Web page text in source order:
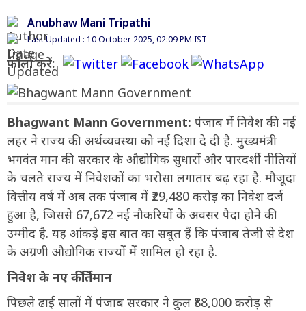
Anubhaw Mani Tripathi
Last Updated : 10 October 2025, 02:09 PM IST
फॉलो करें:
Bhagwant Mann Government: पंजाब में निवेश की नई
लहर ने राज्य की अर्थव्यवस्था को नई दिशा दे दी है. मुख्यमंत्री
भगवंत मान की सरकार के औद्योगिक सुधारों और पारदर्शी नीतियों
के चलते राज्य में निवेशकों का भरोसा लगातार बढ़ रहा है. मौजूदा
वित्तीय वर्ष में अब तक पंजाब में ₹29,480 करोड़ का निवेश दर्ज
हुआ है, जिससे 67,672 नई नौकरियों के अवसर पैदा होने की
उम्मीद है. यह आंकड़े इस बात का सबूत हैं कि पंजाब तेजी से देश
के अग्रणी औद्योगिक राज्यों में शामिल हो रहा है.
निवेश के नए कीर्तिमान
पिछले ढाई सालों में पंजाब सरकार ने कुल ₹88,000 करोड़ से